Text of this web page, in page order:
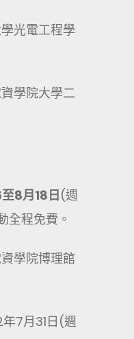
光電工程學
學院大學二
至8月18日(週
全程免費。
學院博理館
年7月31日(週